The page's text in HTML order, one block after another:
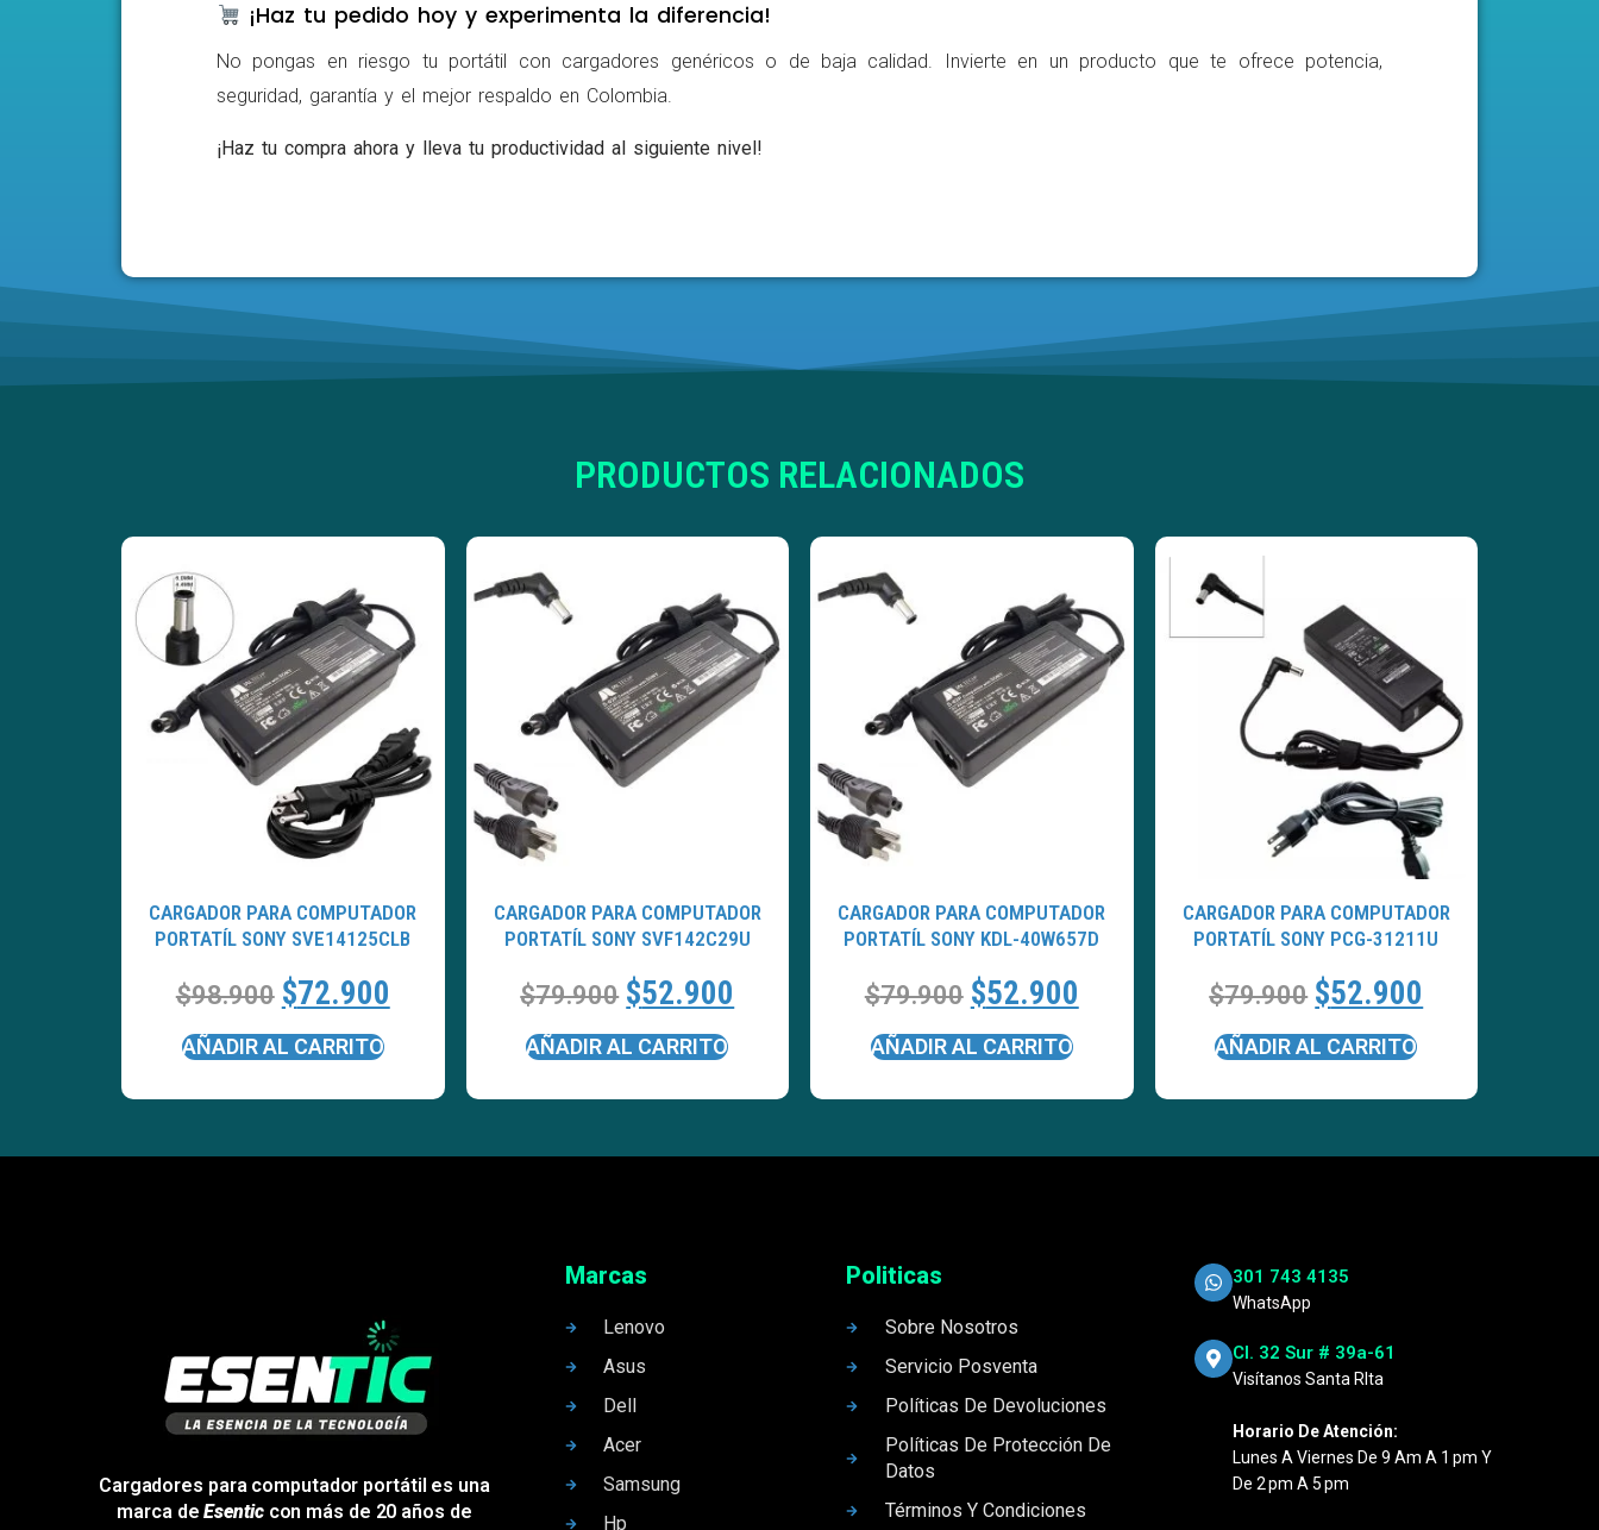
¡Haz tu pedido hoy y experimenta la diferencia!
No pongas en riesgo tu portátil con cargadores genéricos o de baja calidad. Invierte en un producto que te ofrece potencia,
seguridad, garantía y el mejor respaldo en Colombia.
¡Haz tu compra ahora y lleva tu productividad al siguiente nivel!
PRODUCTOS RELACIONADOS
CARGADOR PARA COMPUTADOR
PORTATÍL SONY SVE14125CLB
$98.900 $72.900
AÑADIR AL CARRITO
CARGADOR PARA COMPUTADOR
PORTATÍL SONY SVF142C29U
$79.900 $52.900
AÑADIR AL CARRITO
CARGADOR PARA COMPUTADOR
PORTATÍL SONY KDL-40W657D
$79.900 $52.900
AÑADIR AL CARRITO
CARGADOR PARA COMPUTADOR
PORTATÍL SONY PCG-31211U
$79.900 $52.900
AÑADIR AL CARRITO
Cargadores para computador portátil es una
marca deEsenticcon más de 20 años de
Marcas
Lenovo
Asus
Dell
Acer
Samsung
Hp
Politicas
Sobre Nosotros
Servicio Posventa
Políticas De Devoluciones
Políticas De Protección De
Datos
Términos Y Condiciones
301 743 4135
WhatsApp
Cl. 32 Sur # 39a-61
Visítanos Santa RIta
Horario De Atención:
Lunes A Viernes De 9 Am A 1 Pm Y
De 2 Pm A 5 Pm